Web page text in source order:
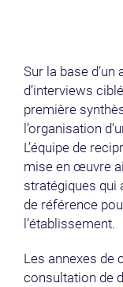
Sur la base d’un
d’interviews
première
l’organisation
L’équipe de
mise en œuvre
stratégiques qui
de référence
l’établissement.
Les annexes de
consultation de